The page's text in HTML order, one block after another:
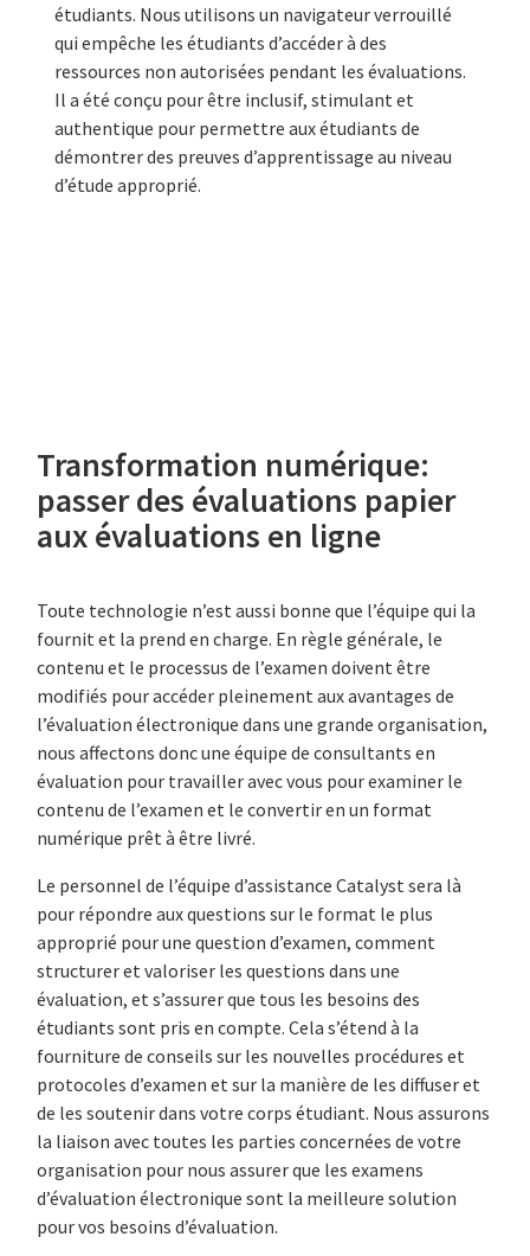
étudiants. Nous utilisons un navigateur verrouillé
qui empêche les étudiants d’accéder à des
ressources non autorisées pendant les évaluations.
Il a été conçu pour être inclusif, stimulant et
authentique pour permettre aux étudiants de
démontrer des preuves d’apprentissage au niveau
d’étude approprié.
Transformation numérique:
passer des évaluations papier
aux évaluations en ligne
Toute technologie n’est aussi bonne que l’équipe qui la
fournit et la prend en charge. En règle générale, le
contenu et le processus de l’examen doivent être
modifiés pour accéder pleinement aux avantages de
l’évaluation électronique dans une grande organisation,
nous affectons donc une équipe de consultants en
évaluation pour travailler avec vous pour examiner le
contenu de l’examen et le convertir en un format
numérique prêt à être livré.
Le personnel de l’équipe d’assistance Catalyst sera là
pour répondre aux questions sur le format le plus
approprié pour une question d’examen, comment
structurer et valoriser les questions dans une
évaluation, et s’assurer que tous les besoins des
étudiants sont pris en compte. Cela s’étend à la
fourniture de conseils sur les nouvelles procédures et
protocoles d’examen et sur la manière de les diffuser et
de les soutenir dans votre corps étudiant. Nous assurons
la liaison avec toutes les parties concernées de votre
organisation pour nous assurer que les examens
d’évaluation électronique sont la meilleure solution
pour vos besoins d’évaluation.